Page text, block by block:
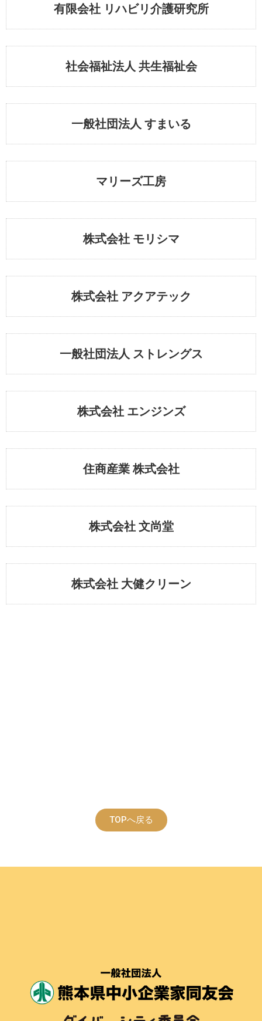
有限会社 リハビリ介護研究所
社会福祉法人 共生福祉会
一般社団法人 すまいる
マリーズ工房
株式会社 モリシマ
株式会社 アクアテック
一般社団法人 ストレングス
株式会社 エンジンズ
住商産業 株式会社
株式会社 文尚堂
株式会社 大健クリーン
TOPへ戻る